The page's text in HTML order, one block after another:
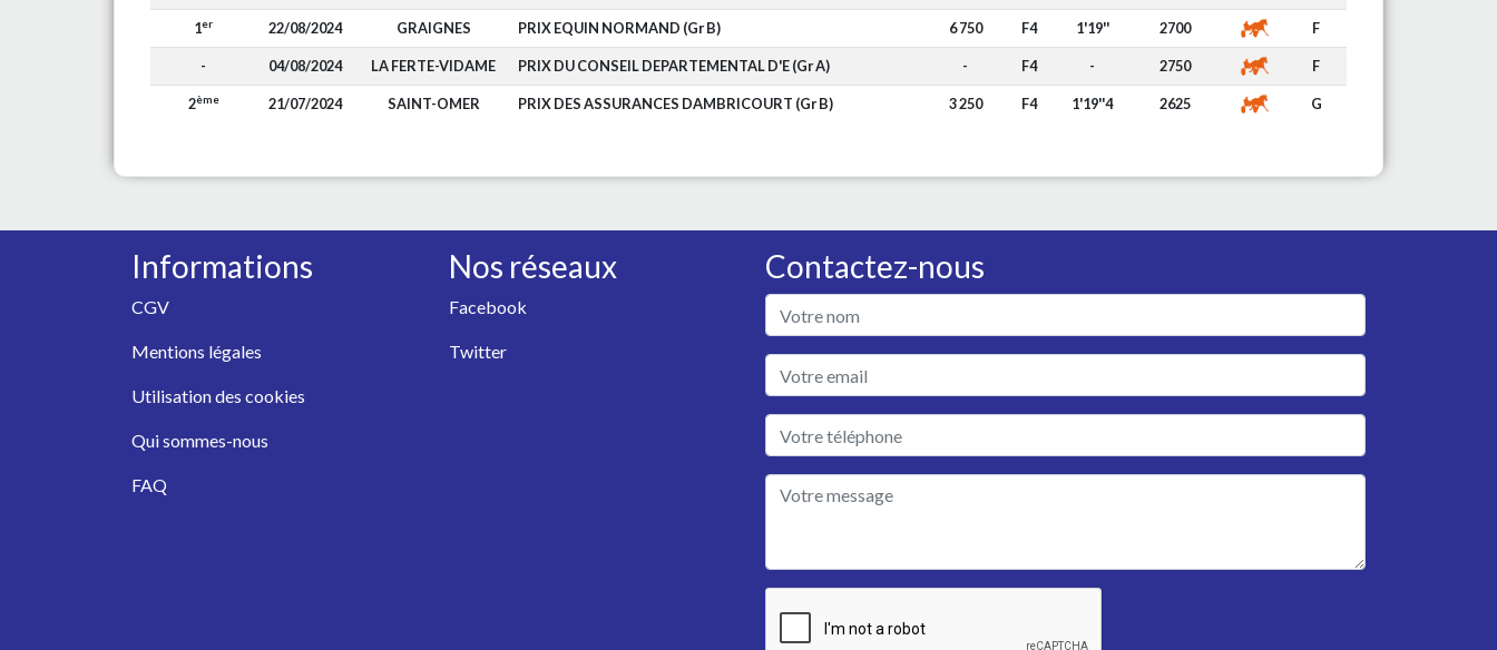
1er 22/08/2024 GRAIGNES PRIX EQUIN NORMAND (Gr B) 6 750 F4 1'19'' 2700 F
- 04/08/2024 LA FERTE-VIDAME PRIX DU CONSEIL DEPARTEMENTAL D'E (Gr A) - F4 - 2750 F
2ème 21/07/2024 SAINT-OMER PRIX DES ASSURANCES DAMBRICOURT (Gr B) 3 250 F4 1'19''4 2625 G
Informations
CGV
Mentions légales
Utilisation des cookies
Qui sommes-nous
FAQ
Nos réseaux
Facebook
Twitter
Contactez-nous